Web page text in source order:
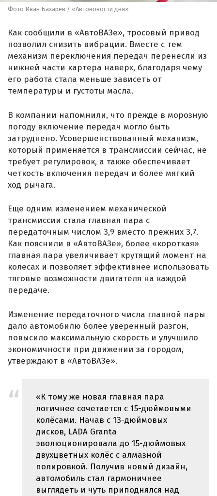
Фото Иван Бахарев / «Автоновости дня»
Как сообщили в «АвтоВАЗе», тросовый привод
позволил снизить вибрации. Вместе с тем
механизм переключения передач перенесли из
нижней части картера наверх, благодаря чему
его работа стала меньше зависеть от
температуры и густоты масла.
В компании напомнили, что прежде в морозную
погоду включение передач могло быть
затруднено. Усовершенствованный механизм,
который применяется в трансмиссии сейчас, не
требует регулировок, а также обеспечивает
четкость включения передач и более мягкий
ход рычага.
Еще одним изменением механической
трансмиссии стала главная пара с
передаточным числом 3,9 вместо прежних 3,7.
Как пояснили в «АвтоВАЗе», более «короткая»
главная пара увеличивает крутящий момент на
колесах и позволяет эффективнее использовать
тяговые возможности двигателя на каждой
передаче.
Изменение передаточного числа главной пары
дало автомобилю более уверенный разгон,
повысило максимальную скорость и улучшило
экономичности при движении за городом,
утверждают в «АвтоВАЗе».
«К тому же новая главная пара
логичнее сочетается с 15-дюймовыми
колёсами. Начав с 13-дюймовых
дисков, LADA Granta
эволюционировала до 15-дюймовых
двухцветных колёс с алмазной
полировкой. Получив новый дизайн,
автомобиль стал гармоничнее
выглядеть и чуть приподнялся над